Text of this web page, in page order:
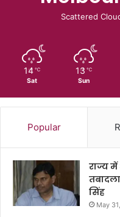
Scattered
14 ℃
Sat
13 ℃
Sun
Popular
राज्य
सिंह
May